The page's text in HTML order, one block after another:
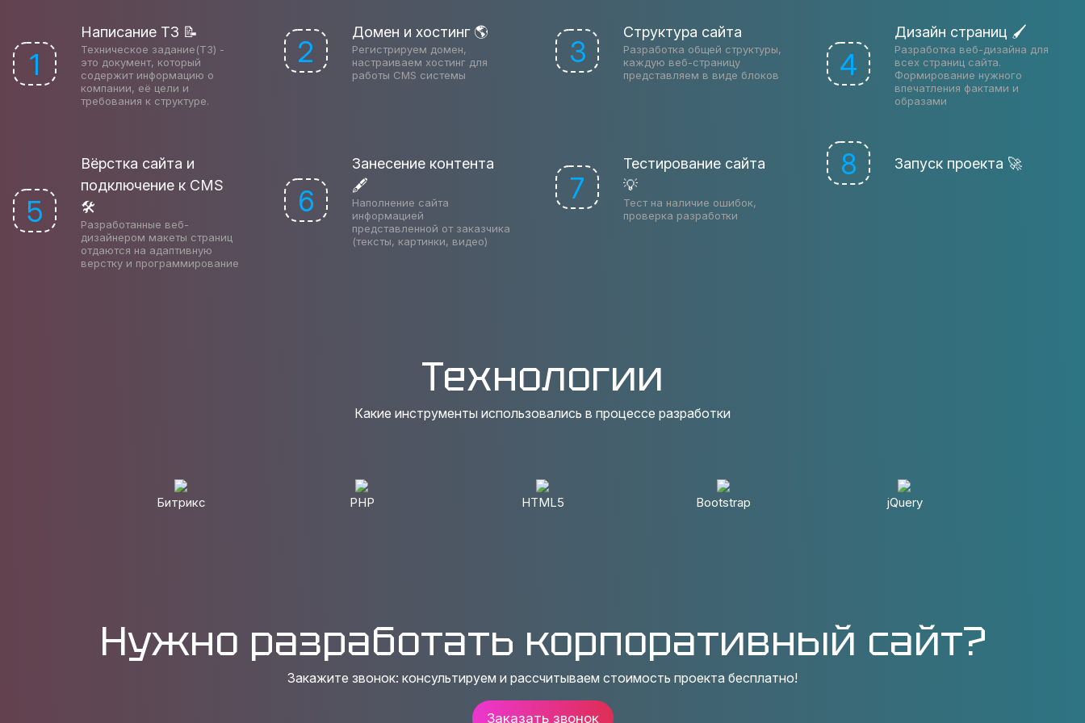
1
Написание ТЗ 📝
Техническое задание(ТЗ) -
это документ, который
содержит информацию о
компании, её цели и
требования к структуре.
2
Домен и хостинг 🌎
Регистрируем домен,
настраиваем хостинг для
работы CMS системы
3
Структура сайта
Разработка общей структуры,
каждую веб-страницу
представляем в виде блоков
4
Дизайн страниц 🖌
Разработка веб-дизайна для
всех страниц сайта.
Формирование нужного
впечатления фактами и
образами
5
Вёрстка сайта и
подключение к CMS
🛠
Разработанные веб-
дизайнером макеты страниц
отдаются на адаптивную
верстку и программирование
6
Занесение контента
🖋
Наполнение сайта
информацией
представленной от заказчика
(тексты, картинки, видео)
7
Тестирование сайта
💡
Тест на наличие ошибок,
проверка разработки
8 Запуск проекта 🚀
Технологии
Какие инструменты использовались в процессе разработки
Битрикс PHP HTML5 Bootstrap jQuery
Нужно разработать корпоративный сайт?
Закажите звонок: консультируем и рассчитываем стоимость проекта бесплатно!
Заказать звонок